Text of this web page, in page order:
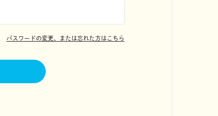
パスワードの変更、または忘れた方はこちら